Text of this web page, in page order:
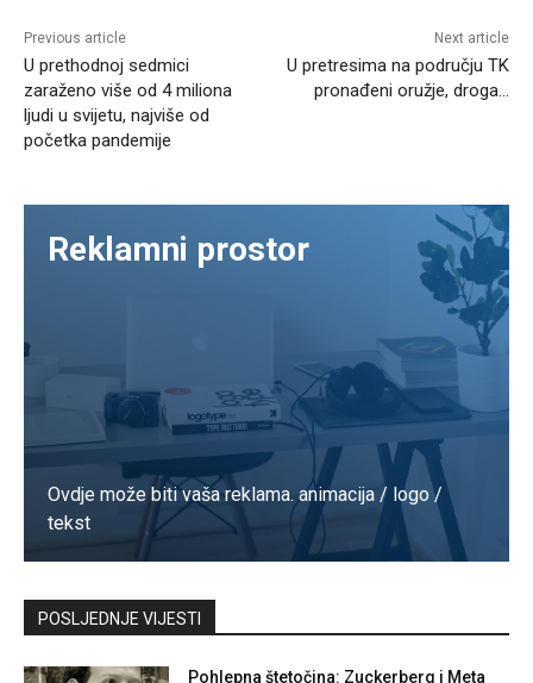
Previous article
U prethodnoj sedmici
zaraženo više od 4 miliona
ljudi u svijetu, najviše od
početka pandemije
Next article
U pretresima na području TK
pronađeni oružje, droga…
Reklamni prostor
Ovdje može biti vaša reklama. animacija / logo /
tekst
Kontaktirajte nas
POSLJEDNJE VIJESTI
Pohlepna štetočina: Zuckerberg i Meta